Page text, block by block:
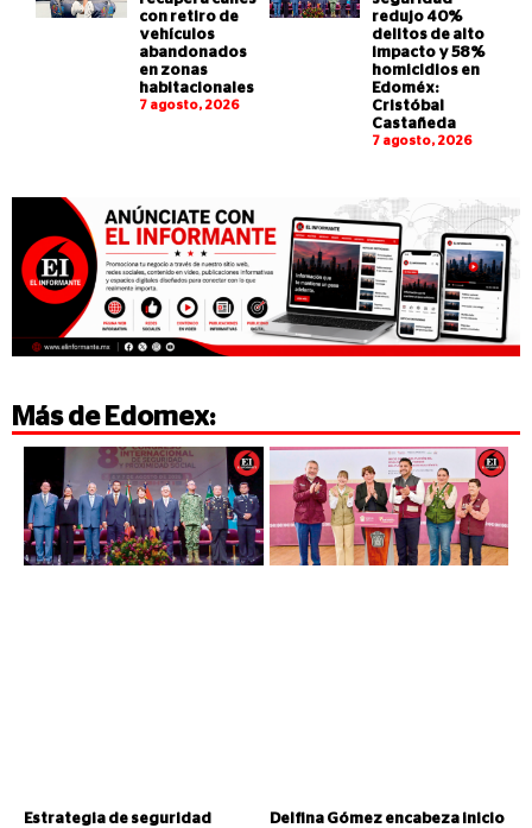
con retiro de
vehículos
abandonados
en zonas
habitacionales
7 agosto, 2026
redujo 40%
delitos de alto
impacto y 58%
homicidios en
Edoméx:
Cristóbal
Castañeda
7 agosto, 2026
Más de Edomex:
Estrategia de seguridad Delfina Gómez encabeza inicio